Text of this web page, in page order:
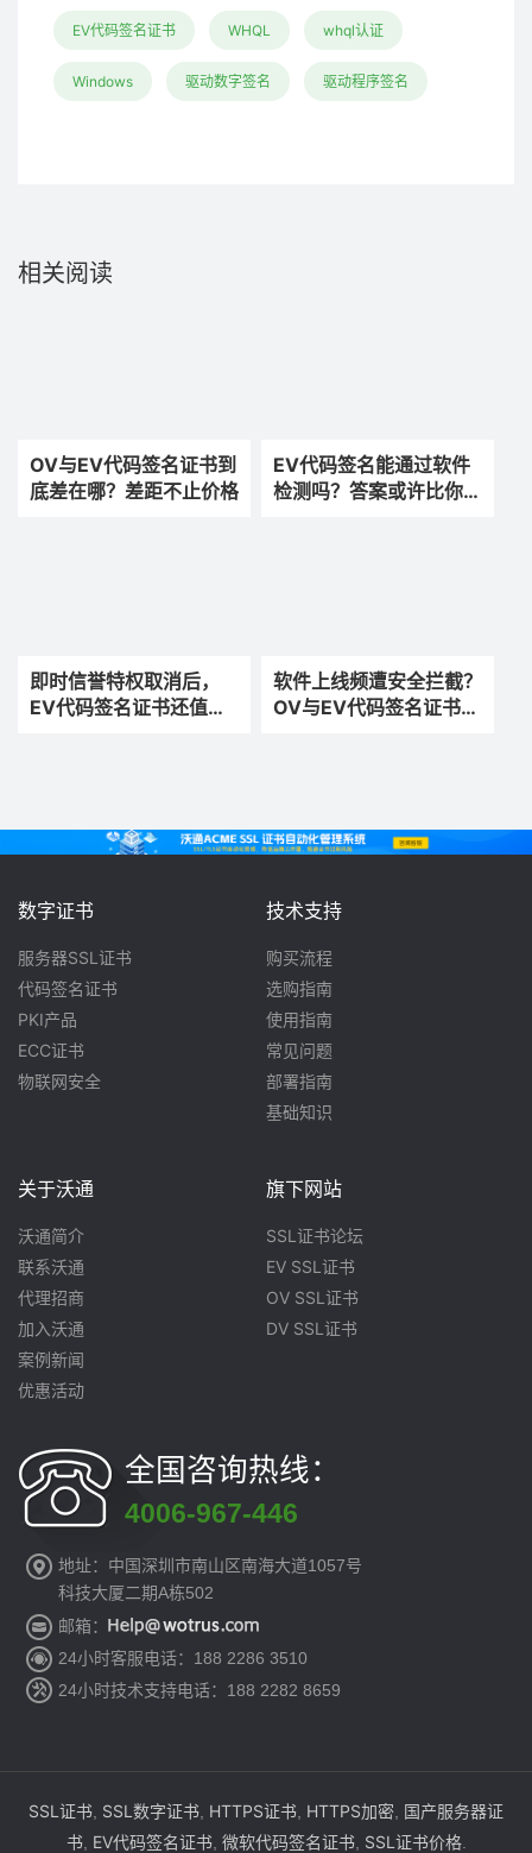
EV代码签名证书 WHQL whql认证
Windows 驱动数字签名 驱动程序签名
相关阅读
OV与EV代码签名证书到
底差在哪？差距不止价格
EV代码签名能通过软件
检测吗？答案或许比你想
即时信誉特权取消后，
EV代码签名证书还值得
软件上线频遭安全拦截？
OV与EV代码签名证书如
数字证书
服务器SSL证书
代码签名证书
PKI产品
ECC证书
物联网安全
技术支持
购买流程
选购指南
使用指南
常见问题
部署指南
基础知识
关于沃通
沃通简介
联系沃通
代理招商
加入沃通
案例新闻
优惠活动
旗下网站
SSL证书论坛
EV SSL证书
OV SSL证书
DV SSL证书
全国咨询热线：
4006-967-446
地址：中国深圳市南山区南海大道1057号
科技大厦二期A栋502
邮箱：
24小时客服电话：188 2286 3510
24小时技术支持电话：188 2282 8659
SSL证书 SSL数字证书 HTTPS证书 HTTPS加密 国产服务器证
书, EV代码签名证书, 微软代码签名证书, SSL证书价格.